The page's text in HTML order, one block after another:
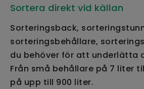
Sortera direkt vid källan
Sorteringsback,
sorteringsbehållare,
du behöver för att underlätta
Från små behållare på 7 liter
på upp till 900 liter.